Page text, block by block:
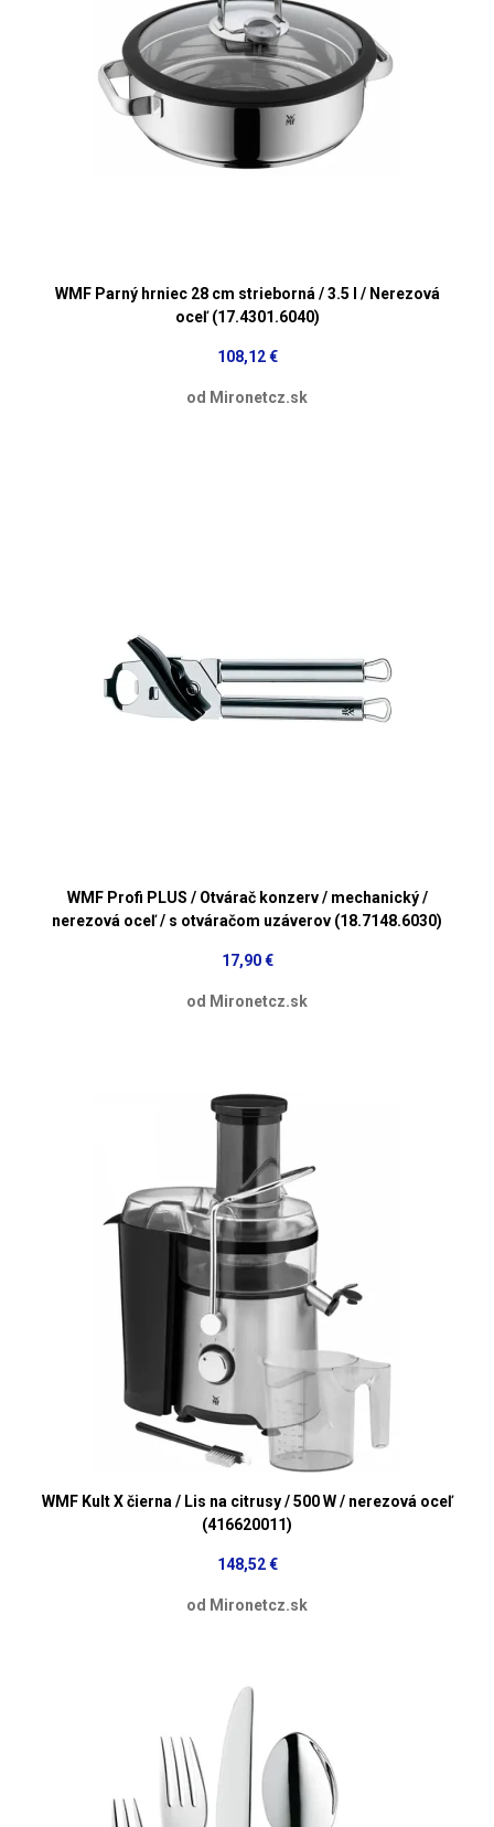
WMF Parný hrniec 28 cm strieborná / 3.5 l / Nerezová
oceľ (17.4301.6040)
108,12 €
od Mironetcz.sk
WMF Profi PLUS / Otvárač konzerv / mechanický /
nerezová oceľ / s otváračom uzáverov (18.7148.6030)
17,90 €
od Mironetcz.sk
WMF Kult X čierna / Lis na citrusy / 500 W / nerezová oceľ
(416620011)
148,52 €
od Mironetcz.sk